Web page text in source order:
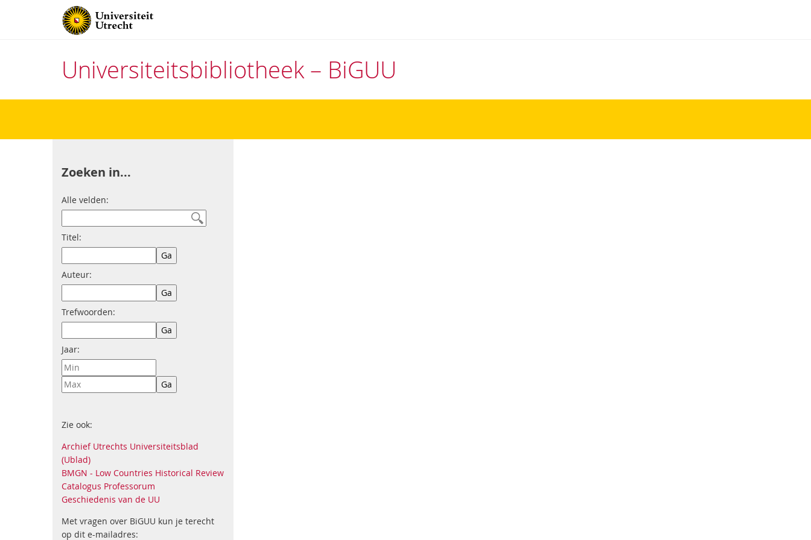
Universiteitsbibliotheek – BiGUU
Zoeken in...
Alle velden:
Titel:
Auteur:
Trefwoorden:
Jaar:
Zie ook:
Archief Utrechts Universiteitsblad
(Ublad)
BMGN - Low Countries Historical Review
Catalogus Professorum
Geschiedenis van de UU
Met vragen over BiGUU kun je terecht
op dit e-mailadres: